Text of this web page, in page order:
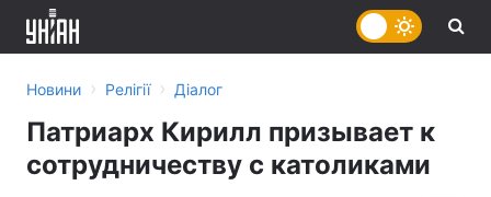
Новини › Релігії › Діалог
Патриарх Кирилл призывает к
сотрудничеству с католиками